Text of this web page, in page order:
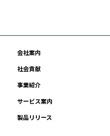
会社案内
社会貢献
事業紹介
サービス案内
製品リリース